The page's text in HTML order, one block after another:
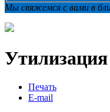
Мы свяжемся с вами в
Утилизация
Печать
E-mail